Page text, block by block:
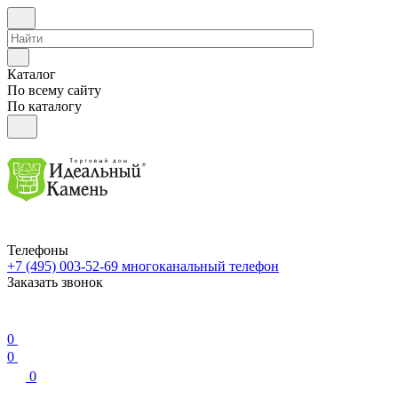
Каталог
По всему сайту
По каталогу
Телефоны
+7 (495) 003-52-69 многоканальный телефон
Заказать звонок
0
0
0